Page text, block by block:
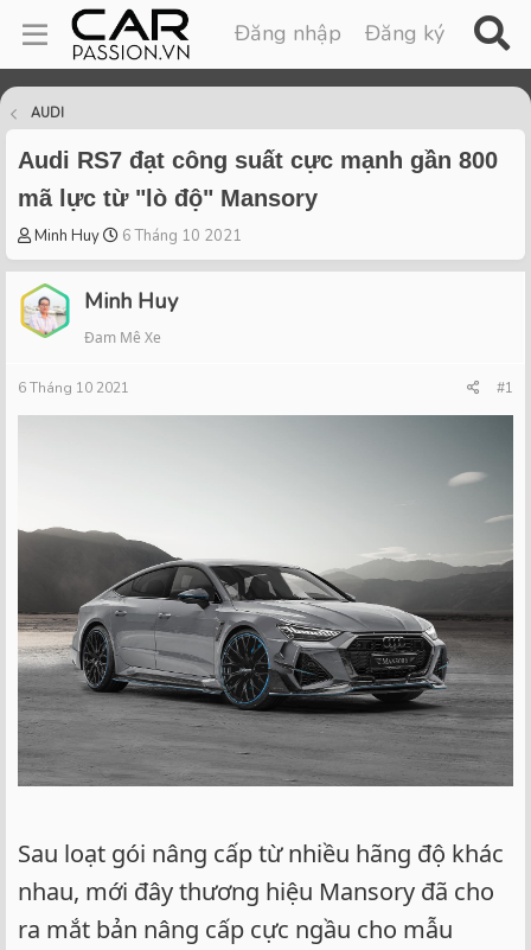
Đăng nhập Đăng ký
AUDI
Audi RS7 đạt công suất cực mạnh gần 800
mã lực từ "lò độ" Mansory
T
h
r
e
a
t
Minh Huy
S
t
r
t
t
6 Tháng 10 2021
Minh Huy
Đam Mê Xe
6 Tháng 10 2021 #1
Sau loạt gói nâng cấp từ nhiều hãng độ khác
nhau, mới đây thương hiệu Mansory đã cho
ra mắt bản nâng cấp cực ngầu cho mẫu